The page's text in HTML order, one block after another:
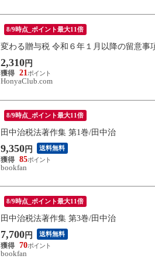
8/9時点_ポイント最大11倍
変わる贈与税 令和６年１月以降の留意事
2,310 円
21
HonyaClub.com
8/9時点_ポイント最大11倍
田中治税法著作集 第1巻/田中治
9,350 円 送料無料
85
bookfan
8/9時点_ポイント最大11倍
田中治税法著作集 第3巻/田中治
7,700 円 送料無料
70
bookfan